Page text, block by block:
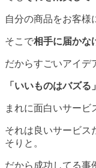
自分の商品をお客様
そこで相手に届かな
だからすごいアイデ
「いいものはバズ
まれに面白いサービ
それは良いサービス
そりと。
だから成功してる事